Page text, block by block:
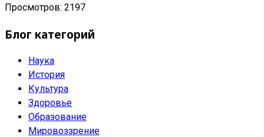
Просмотров: 2197
Блог категорий
Наука
История
Культура
Здоровье
Образование
Мировоззрение